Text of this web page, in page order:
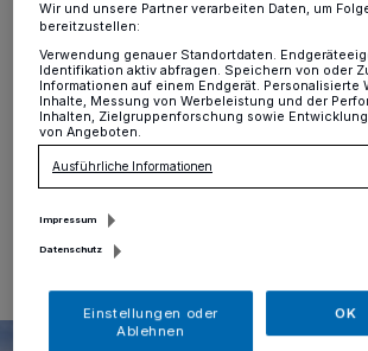
Alt-Erkrath
(nic) Am 23. Februar
die Närrische Markthalle in Alt-Erkrath.
Team (IG Erkrath und die Große
auf dem jecken Event eine dreitägige
13.02.2017 , 16:09 Uhr
Wir und unsere Partner verarbeiten Daten, um
bereitzustellen:
Verwendung genauer Standortdaten.
Identifikation aktiv abfragen. Speichern von oder
Informationen auf einem Endgerät. Personalisierte
Inhalte, Messung von Werbeleistung und der
Inhalten, Zielgruppenforschung sowie
von Angeboten.
Ausführliche Informationen
Impressum
Datenschutz
Einstellungen oder
Ablehnen
OK